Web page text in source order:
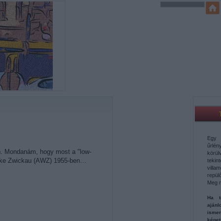
Egy
Meg
Ha
Mondanám, hogy most a "low-
Zwickau (AWZ) 1955-ben…